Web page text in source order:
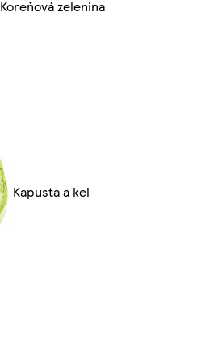
Koreňová zelenina
Kapusta a kel